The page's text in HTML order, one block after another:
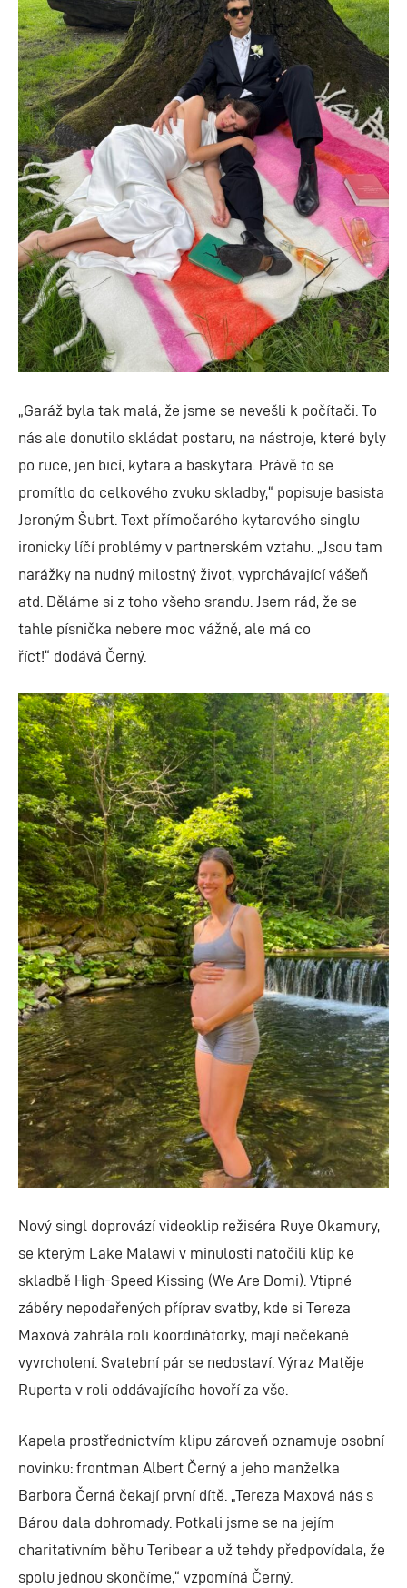
„Garáž byla tak malá, že jsme se nevešli k počítači. To
nás ale donutilo skládat postaru, na nástroje, které byly
po ruce, jen bicí, kytara a baskytara. Právě to se
promítlo do celkového zvuku skladby,“ popisuje basista
Jeroným Šubrt. Text přímočarého kytarového singlu
ironicky líčí problémy v partnerském vztahu. „Jsou tam
narážky na nudný milostný život, vyprchávající vášeň
atd. Děláme si z toho všeho srandu. Jsem rád, že se
tahle písnička nebere moc vážně, ale má co
říct!“ dodává Černý.
Nový singl doprovází videoklip režiséra Ruye Okamury,
se kterým Lake Malawi v minulosti natočili klip ke
skladbě High-Speed Kissing (We Are Domi). Vtipné
záběry nepodařených příprav svatby, kde si Tereza
Maxová zahrála roli koordinátorky, mají nečekané
vyvrcholení. Svatební pár se nedostaví. Výraz Matěje
Ruperta v roli oddávajícího hovoří za vše.
Kapela prostřednictvím klipu zároveň oznamuje osobní
novinku: frontman Albert Černý a jeho manželka
Barbora Černá čekají první dítě. „Tereza Maxová nás s
Bárou dala dohromady. Potkali jsme se na jejím
charitativním běhu Teribear a už tehdy předpovídala, že
spolu jednou skončíme,“ vzpomíná Černý.